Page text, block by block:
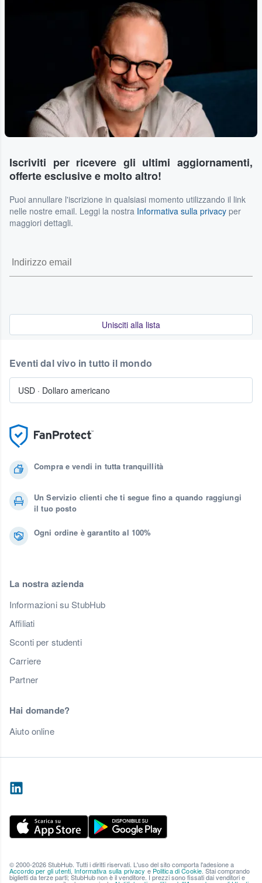
Iscriviti per ricevere gli ultimi aggiornamenti,
offerte esclusive e molto altro!
Puoi annullare l'iscrizione in qualsiasi momento utilizzando il link
nelle nostre email. Leggi la nostra Informativa sulla privacy per
maggiori dettagli.
Unisciti alla lista
Compra e vendi in tutta tranquillità
Un Servizio clienti che ti segue fino a quando raggiungi
il tuo posto
Ogni ordine è garantito al 100%
La nostra azienda
Informazioni su StubHub
Affiliati
Sconti per studenti
Carriere
Partner
Hai domande?
Aiuto online
Eventi dal vivo in tutto il mondo
USD · Dollaro americano
© 2000-2026 StubHub. Tutti i diritti riservati. L'uso del sito comporta l'adesione a
Accordo per gli utenti, Informativa sulla privacy e Politica di Cookie. Stai comprando
biglietti da terze parti; StubHub non è il venditore. I prezzi sono fissati dai venditori e